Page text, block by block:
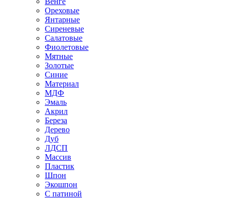
Ореховые
Янтарные
Сиреневые
Салатовые
Фиолетовые
Мятные
Золотые
Синие
Материал
МДФ
Эмаль
Акрил
Береза
Дерево
Дуб
ЛДСП
Массив
Пластик
Шпон
Экошпон
С патиной